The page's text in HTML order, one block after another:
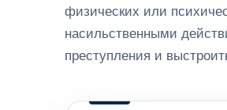
физических или
насильственными
преступления и